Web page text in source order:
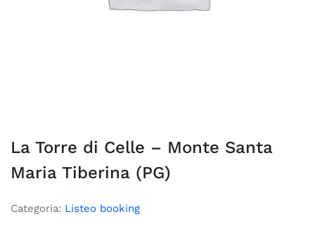
La Torre di Celle – Monte Santa
Maria Tiberina (PG)
Categoria: Listeo booking